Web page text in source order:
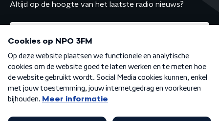
Altijd op de hoogte van het laatste radio nieuws?
Algemene voorwaarden Privacybeleid